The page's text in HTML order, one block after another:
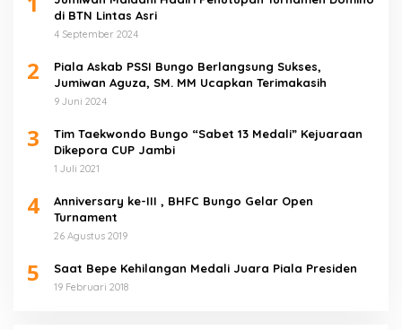
di BTN Lintas Asri
4 September 2024
2
Piala Askab PSSI Bungo Berlangsung Sukses,
Jumiwan Aguza, SM. MM Ucapkan Terimakasih
9 Juni 2024
3
Tim Taekwondo Bungo “Sabet 13 Medali” Kejuaraan
Dikepora CUP Jambi
1 Juli 2021
4
Anniversary ke-III , BHFC Bungo Gelar Open
Turnament
26 Agustus 2019
5 Saat Bepe Kehilangan Medali Juara Piala Presiden
19 Februari 2018